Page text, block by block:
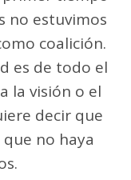
no estuvimos
coalición.
es de todo el
la visión o el
decir que
no haya